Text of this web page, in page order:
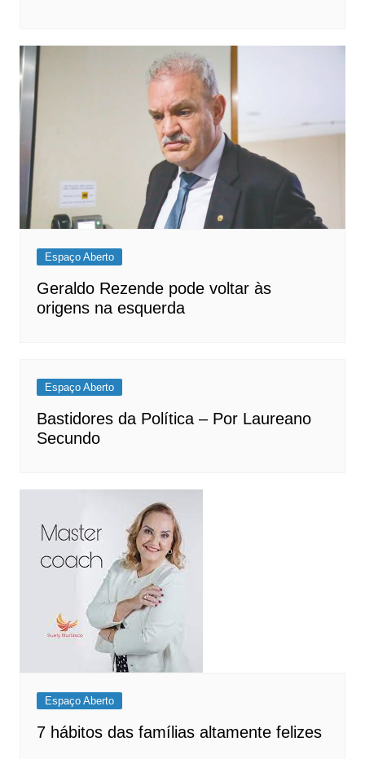
Espaço Aberto
Geraldo Rezende pode voltar às
origens na esquerda
Espaço Aberto
Bastidores da Política – Por Laureano
Secundo
Espaço Aberto
7 hábitos das famílias altamente felizes